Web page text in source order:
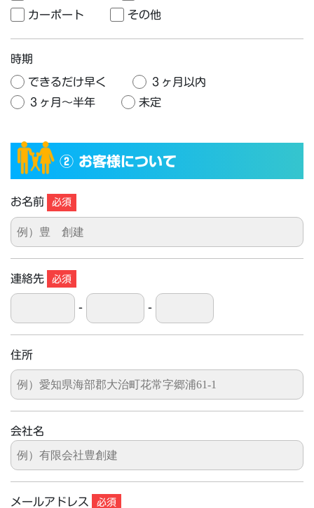
カーポート
その他
時期
できるだけ早く
３ヶ月以内
３ヶ月〜半年
未定
② お客様について
お名前 必須
連絡先 必須
- -
住所
会社名
メールアドレス 必須